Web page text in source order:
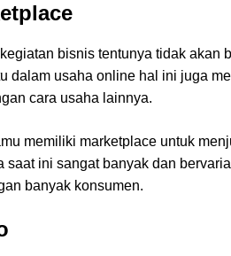
bisnis tentunya tidak akan
dalam usaha online hal ini juga
cara usaha lainnya.
memiliki marketplace untuk
saat ini sangat banyak dan
banyak konsumen.